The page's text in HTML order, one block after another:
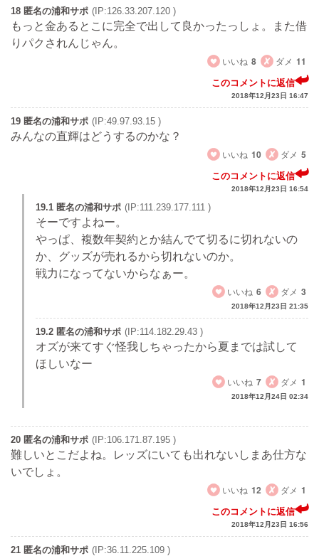
18 匿名の浦和サポ (IP:126.33.207.120 )
もっと金あるとこに完全で出して良かったっしょ。また借
りパクされんじゃん。
いいね 8 ダメ 11
このコメントに返信
2018年12月23日 16:47
19 匿名の浦和サポ (IP:49.97.93.15 )
みんなの直輝はどうするのかな？
いいね 10 ダメ 5
このコメントに返信
2018年12月23日 16:54
19.1 匿名の浦和サポ (IP:111.239.177.111 )
そーですよねー。
やっぱ、複数年契約とか結んでて切るに切れないの
か、グッズが売れるから切れないのか。
戦力になってないからなぁー。
いいね 6 ダメ 3
2018年12月23日 21:35
19.2 匿名の浦和サポ (IP:114.182.29.43 )
オズが来てすぐ怪我しちゃったから夏までは試して
ほしいなー
いいね 7 ダメ 1
2018年12月24日 02:34
20 匿名の浦和サポ (IP:106.171.87.195 )
難しいとこだよね。レッズにいても出れないしまあ仕方な
いでしょ。
いいね 12 ダメ 1
このコメントに返信
2018年12月23日 16:56
21 匿名の浦和サポ (IP:36.11.225.109 )